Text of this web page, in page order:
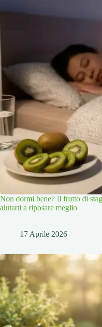
Non dormi bene? Il frutto di
aiutarti a riposare meglio
17 Aprile 2026